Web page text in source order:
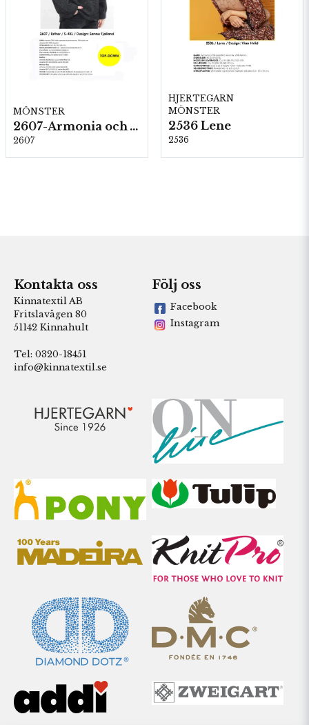
MÖNSTER
2607-Armonia och Alpaca 400
2607
HJERTEGARN
MÖNSTER
2536 Lene
2536
Kontakta oss
Kinnatextil AB
Fritslavägen 80
51142 Kinnahult
Tel: 0320-18451
info@kinnatextil.se
Följ oss
Facebook
Instagram